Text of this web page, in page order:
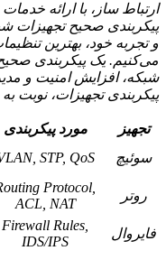
ارتباط ساز، با ارائه
پیکربندی صحیح تجهیزات
و تجربه خود، بهترین
می‌کنیم. یک پیکربندی
شبکه، افزایش امنیت و
پیکربندی تجهیزات،
تجهیز مورد پیکربندی
سوئیچ
STP, QoS
روتر
Protocol,
ACL, NAT
فایروال
Firewall Rules,
IDS/IPS